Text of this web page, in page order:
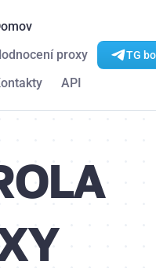
proxy
API
TG